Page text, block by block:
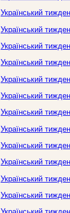
Український
Український
Український
Український
Український
Український
Український
Український
Український
Український
Український
Український